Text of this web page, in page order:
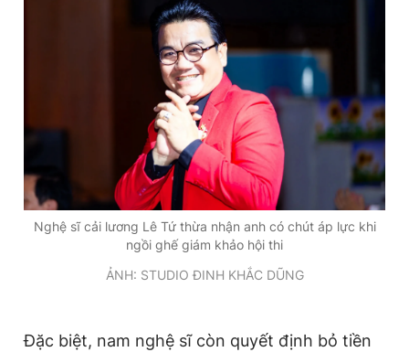
Nghệ sĩ cải lương Lê Tứ thừa nhận anh có chút áp lực khi
ngồi ghế giám khảo hội thi
ẢNH: STUDIO ĐINH KHẮC DŨNG
Đặc biệt, nam nghệ sĩ còn quyết định bỏ tiền